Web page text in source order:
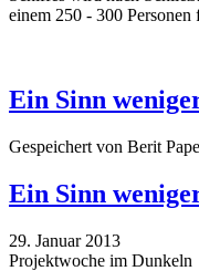
einem 250 - 300 Personen
Ein Sinn
Gespeichert von Berit
Ein Sinn
29. Januar 2013
Projektwoche im Dunkeln